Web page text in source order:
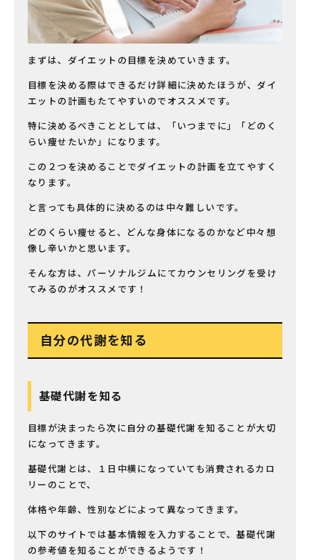
まずは、ダイエットの目標を決めていきます。
目標を決める際はできるだけ詳細に決めたほうが、ダイ
エットの計画もたてやすいのでオススメです。
特に決めるべきこととしては、「いつまでに」「どのく
らい痩せたいか」になります。
この２つを決めることでダイエットの計画を立てやすく
なります。
と言っても具体的に決めるのは中々難しいです。
どのくらい痩せると、どんな身体になるのかなど中々想
像し辛いかと思います。
そんな方は、パーソナルジムにてカウンセリングを受け
てみるのがオススメです！
自分の代謝を知る
基礎代謝を知る
目標が決まったら次に自分の基礎代謝を知ることが大切
になってきます。
基礎代謝とは、１日中横になっていても消費されるカロ
リーのことで、
体格や年齢、性別などによって異なってきます。
以下のサイトでは基本情報を入力することで、基礎代謝
の参考値を知ることができるようです！